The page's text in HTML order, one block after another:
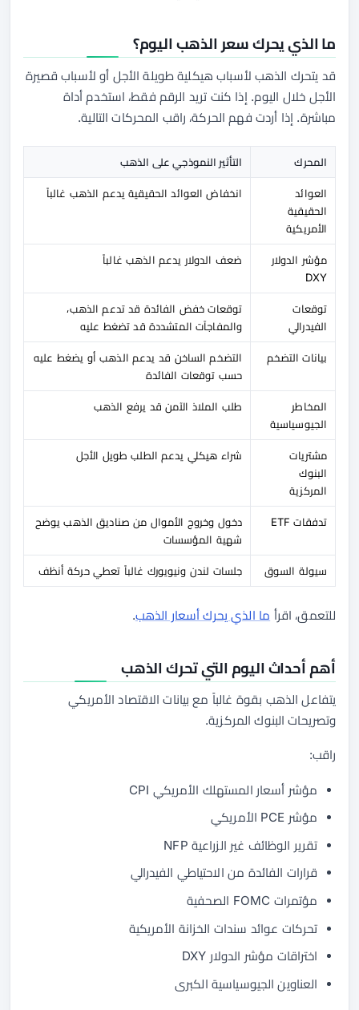
ما الذي يحرك سعر الذهب اليوم؟
قد يتحرك الذهب لأسباب هيكلية طويلة الأجل أو لأسباب قصيرة
الأجل خلال اليوم. إذا كنت تريد الرقم فقط، استخدم أداة
مباشرة. إذا أردت فهم الحركة، راقب المحركات التالية.
المحرك التأثير النموذجي على الذهب
العوائد
الحقيقية
الأمريكية
انخفاض العوائد الحقيقية يدعم الذهب غالباً
مؤشر الدولار
DXY
ضعف الدولار يدعم الذهب غالباً
توقعات
الفيدرالي
توقعات خفض الفائدة قد تدعم الذهب،
والمفاجآت المتشددة قد تضغط عليه
بيانات التضخم
التضخم الساخن قد يدعم الذهب أو يضغط عليه
حسب توقعات الفائدة
المخاطر
الجيوسياسية
طلب الملاذ الآمن قد يرفع الذهب
مشتريات
البنوك
المركزية
شراء هيكلي يدعم الطلب طويل الأجل
تدفقات ETF
دخول وخروج الأموال من صناديق الذهب يوضح
شهية المؤسسات
سيولة السوق جلسات لندن ونيويورك غالباً تعطي حركة أنظف
للتعمق، اقرأ ما الذي يحرك أسعار الذهب.
أهم أحداث اليوم التي تحرك الذهب
يتفاعل الذهب بقوة غالباً مع بيانات الاقتصاد الأمريكي
وتصريحات البنوك المركزية.
راقب:
مؤشر أسعار المستهلك الأمريكي CPI
مؤشر PCE الأمريكي
تقرير الوظائف غير الزراعية NFP
قرارات الفائدة من الاحتياطي الفيدرالي
مؤتمرات FOMC الصحفية
تحركات عوائد سندات الخزانة الأمريكية
اختراقات مؤشر الدولار DXY
العناوين الجيوسياسية الكبرى